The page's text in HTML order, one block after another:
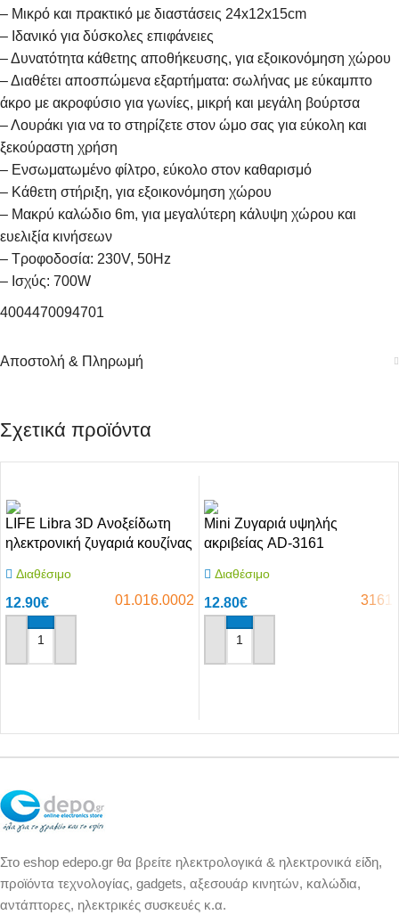
– Μικρό και πρακτικό με διαστάσεις 24x12x15cm
– Ιδανικό για δύσκολες επιφάνειες
– Δυνατότητα κάθετης αποθήκευσης, για εξοικονόμηση χώρου
– Διαθέτει αποσπώμενα εξαρτήματα: σωλήνας με εύκαμπτο
άκρο με ακροφύσιο για γωνίες, μικρή και μεγάλη βούρτσα
– Λουράκι για να το στηρίζετε στον ώμο σας για εύκολη και
ξεκούραστη χρήση
– Ενσωματωμένο φίλτρο, εύκολο στον καθαρισμό
– Κάθετη στήριξη, για εξοικονόμηση χώρου
– Μακρύ καλώδιο 6m, για μεγαλύτερη κάλυψη χώρου και
ευελιξία κινήσεων
– Τροφοδοσία: 230V, 50Hz
– Ισχύς: 700W
4004470094701
Αποστολή & Πληρωμή
Σχετικά προϊόντα
LIFE Libra 3D Ανοξείδωτη
ηλεκτρονική ζυγαριά κουζίνας
Διαθέσιμο
12.90€ 01.016.0002
Αγόρασε το
Mini Ζυγαριά υψηλής
ακριβείας AD-3161
Διαθέσιμο
12.80€ 3161
Αγόρασε το
Στο eshop edepo.gr θα βρείτε ηλεκτρολογικά & ηλεκτρονικά είδη,
προϊόντα τεχνολογίας, gadgets, αξεσουάρ κινητών, καλώδια,
αντάπτορες, ηλεκτρικές συσκευές κ.α.